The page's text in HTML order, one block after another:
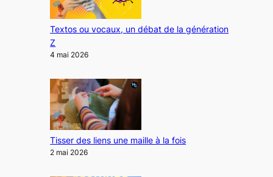
Textos ou vocaux, un débat de la génération
Z
4 mai 2026
Tisser des liens une maille à la fois
2 mai 2026